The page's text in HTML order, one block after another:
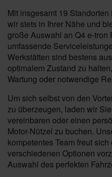
Mit insgesamt 19
wir stets in Ihrer Nähe und
große Auswahl an Q4 e-tron
umfassende
Werkstätten sind bestens
optimalem Zustand zu
Wartung oder notwendige
Um sich selbst von den
zu überzeugen, laden wir
vereinbaren oder einen
Motor-Nützel zu buchen.
kompetentes Team freut
verschiedenen Optionen
Auswahl des perfekten